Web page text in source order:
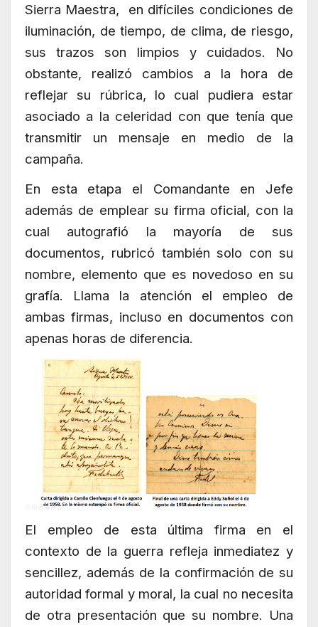
Sierra Maestra, en difíciles condiciones de
iluminación, de tiempo, de clima, de riesgo,
sus trazos son limpios y cuidados. No
obstante, realizó cambios a la hora de
reflejar su rúbrica, lo cual pudiera estar
asociado a la celeridad con que tenía que
transmitir un mensaje en medio de la
campaña.
En esta etapa el Comandante en Jefe
además de emplear su firma oficial, con la
cual autografió la mayoría de sus
documentos, rubricó también solo con su
nombre, elemento que es novedoso en su
grafía. Llama la atención el empleo de
ambas firmas, incluso en documentos con
apenas horas de diferencia.
El empleo de esta última firma en el
contexto de la guerra refleja inmediatez y
sencillez, además de la confirmación de su
autoridad formal y moral, la cual no necesita
de otra presentación que su nombre. Una